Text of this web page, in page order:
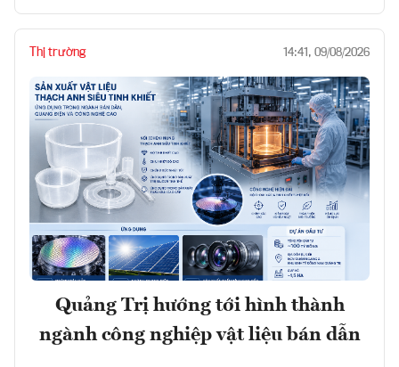
Thị trường 14:41, 09/08/2026
Quảng Trị hướng tới hình thành
ngành công nghiệp vật liệu bán dẫn